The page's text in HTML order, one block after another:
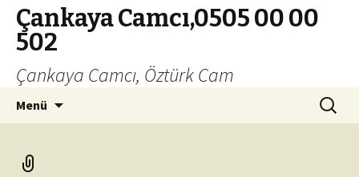
Çankaya Camcı,0505 00 00
502
Çankaya Camcı, Öztürk Cam
Menü Arama: